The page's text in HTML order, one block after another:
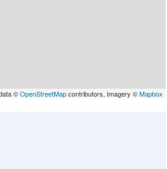
©OpenStreetMapcontributors, Imagery ©Mapbox